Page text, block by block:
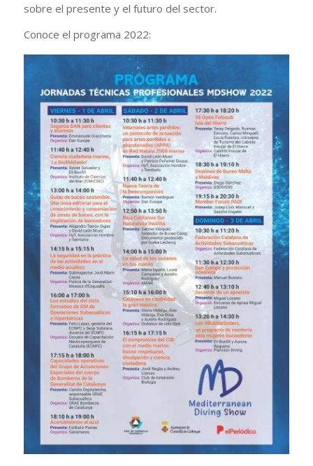
sobre el presente y el futuro del sector.
Conoce el programa 2022: